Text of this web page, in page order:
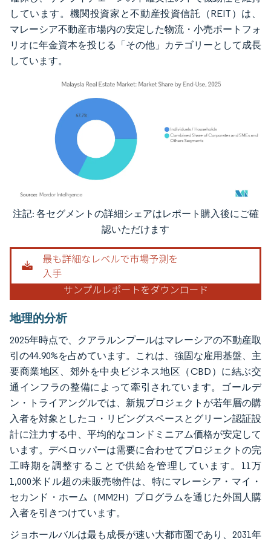
しています。機関投資家と不動産投資信託（REIT）は、
マレーシア不動産市場内の安定した物流・小売ポートフォ
リオに年金資本を投じる「その他」カテゴリーとして成長
しています。
画像 © Mordor Intelligence。再利用にはCC BY 4.0の表示が必要です。
注記: 各セグメントの詳細シェアはレポート購入後にご確
認いただけます
地理的分析
2025年時点で、クアラルンプールはマレーシアの不動産取
引の44.90%を占めています。これは、強固な雇用基盤、主
要商業地区、郊外を中央ビジネス地区（CBD）に結ぶ交
通インフラの整備によって牽引されています。ゴールデ
ン・トライアングルでは、新規プロジェクトが若年層の購
入者を対象としたコ・リビングスペースとグリーン認証設
計に注力する中、平均的なコンドミニアム価格が安定して
います。デベロッパーは需要に合わせてプロジェクトの完
工時期を調整することで供給を管理しています。11万
1,000米ドル超の未販売物件は、特にマレーシア・マイ・
セカンド・ホーム（MM2H）プログラムを通じた外国人購
入者を引きつけています。
ジョホールバルは最も成長が速い大都市圏であり、2031年